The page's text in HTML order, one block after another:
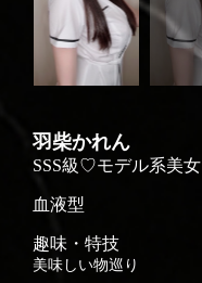
羽柴かれん
SSS級♡モデル系美女
血液型
趣味・特技
美味しい物巡り